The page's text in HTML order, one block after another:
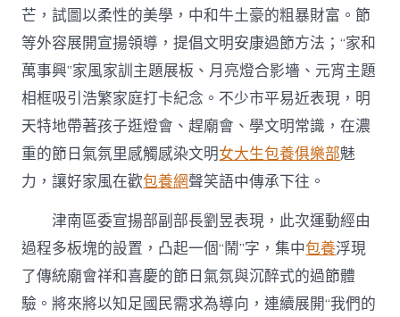
芒，試圖以柔性的美學，中和牛土豪的粗暴財富。節
等外容展開宣揚領導，提倡文明安康過節方法；“家和
萬事興”家風家訓主題展板、月亮燈合影墻、元宵主題
相框吸引浩繁家庭打卡紀念。不少市平易近表現，明
天特地帶著孩子逛燈會、趕廟會、學文明常識，在濃
重的節日氣氛里感觸感染文明女大生包養俱樂部魅
力，讓好家風在歡包養網聲笑語中傳承下往。
津南區委宣揚部副部長劉昱表現，此次運動經由
過程多板塊的設置，凸起一個“鬧”字，集中包養浮現
了傳統廟會祥和喜慶的節日氣氛與沉醉式的過節體
驗。將來將以知足國民需求為導向，連續展開“我們的